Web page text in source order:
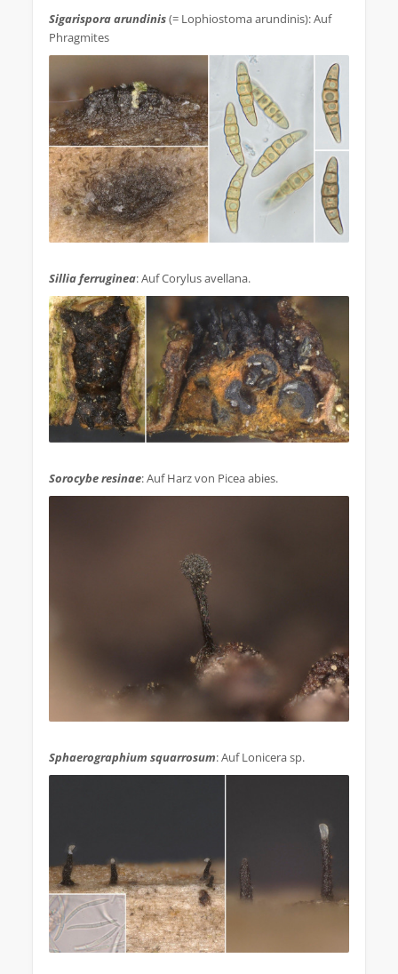
Sigarispora arundinis(= Lophiostoma arundinis): Auf
Phragmites
Sillia ferruginea: Auf Corylus avellana.
Sorocybe resinae: Auf Harz von Picea abies.
Sphaerographium squarrosum: Auf Lonicera sp.